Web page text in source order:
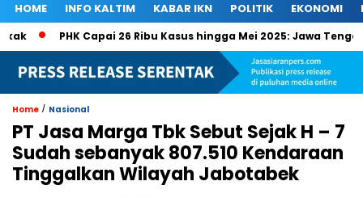
HOME INFO KALTIM KABAR IKN POLITIK EKONOMI
PHK Capai 26 Ribu Kasus hingga Mei 2025: Jawa Tengah,
Home / Nasional
PT Jasa Marga Tbk Sebut Sejak H – 7
Sudah sebanyak 807.510 Kendaraan
Tinggalkan Wilayah Jabotabek